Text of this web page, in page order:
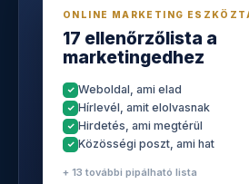
ONLINE MARKETING
17 ellenőrzőlista a
marketingedhez
Weboldal, ami elad
Hírlevél, amit elolvasnak
Hirdetés, ami megtérül
Közösségi poszt, ami hat
+ 13 további pipálható lista